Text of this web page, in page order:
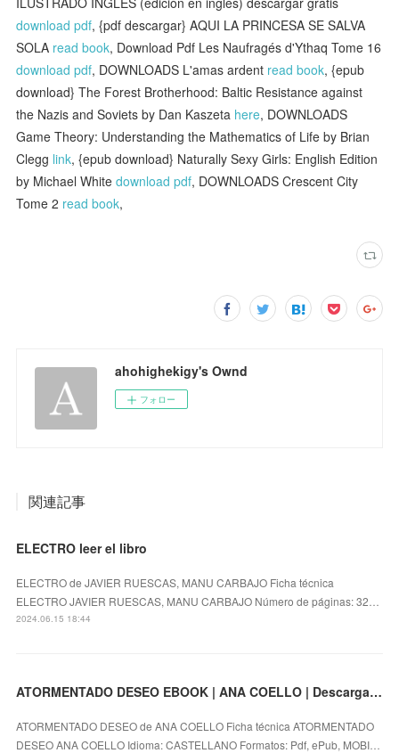
download pdf, {pdf descargar} AQUI LA PRINCESA SE SALVA
SOLA read book, Download Pdf Les Naufragés d'Ythaq Tome 16
download pdf, DOWNLOADS L'amas ardent read book, {epub
download} The Forest Brotherhood: Baltic Resistance against
the Nazis and Soviets by Dan Kaszeta here, DOWNLOADS
Game Theory: Understanding the Mathematics of Life by Brian
Clegg link, {epub download} Naturally Sexy Girls: English Edition
by Michael Whitedownload pdf, DOWNLOADS Crescent City
Tome 2 read book,
ahohighekigy's Ownd
フォロー
関連記事
ELECTRO leer el libro
ELECTRO de JAVIER RUESCAS, MANU CARBAJO Ficha técnica
ELECTRO JAVIER RUESCAS, MANU CARBAJO Número de páginas: 32…
2024.06.15 18:44
ATORMENTADO DESEO EBOOK | ANA COELLO | Descargar libro PDF EPUB
ATORMENTADO DESEO de ANA COELLO Ficha técnica ATORMENTADO
DESEO ANA COELLO Idioma: CASTELLANO Formatos: Pdf, ePub, MOBI…